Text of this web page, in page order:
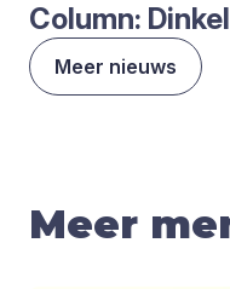
Column:
Meer nieuws
Meer